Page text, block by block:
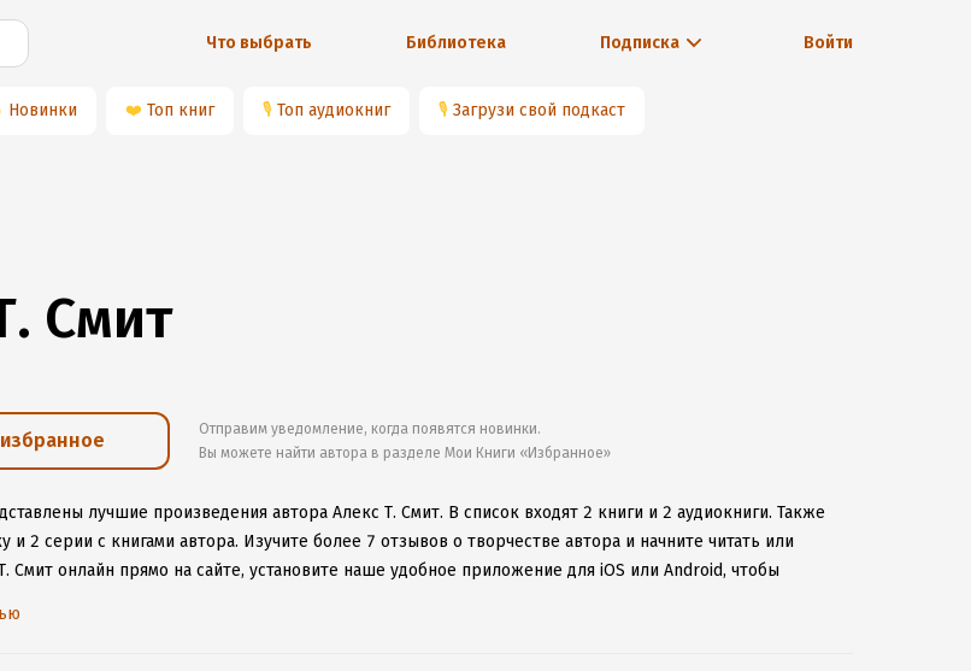
Что выбрать Библиотека Подписка Войти
Новинки ❤️ Топ книг 🎙 Топ аудиокниг 🎙 Загрузи свой подкаст
Смит
Отправим уведомление, когда появятся новинки.
Вы можете найти автора в разделе Мои Книги «Избранное»
лучшие произведения автора Алекс Т. Смит. В список входят 2 книги и 2 аудиокниги. Также
и 2 серии с книгами автора. Изучите более 7 отзывов о творчестве автора и начните читать или
Смит онлайн прямо на сайте, установите наше удобное приложение для iOS или Android, чтобы